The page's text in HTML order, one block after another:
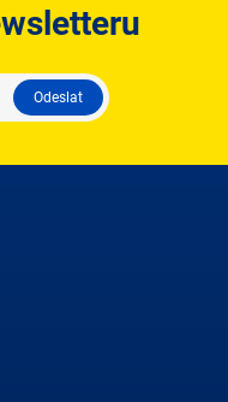
Odeslat